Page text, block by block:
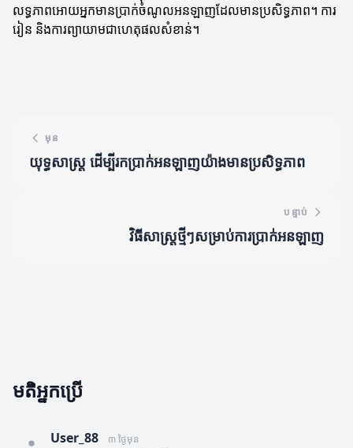
លទ្ធភាពអោយអ្នកមានប្រាក់ចំណូលអនឡាញដែលមានប្រសិទ្ធភាព។ ការ
រៀន និងការព្យាយាមជាហេតុផលសំខាន់។
មុន
យុទ្ធសាស្ត្រ ដើម្បីរកប្រាក់អនឡាញយ៉ាងមានប្រសិទ្ធភាព
បន្ទាប់
វិធីសាស្ត្រថ្មីៗសម្រាប់ការប្រាក់អនឡាញ
មតិអ្នកប្រើ
User_88 ៣ ថ្ងៃមុន